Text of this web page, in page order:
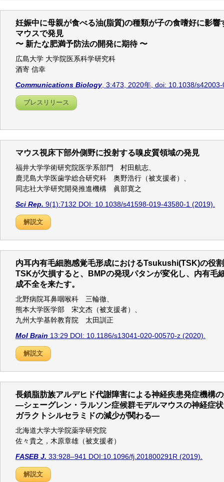
妊娠中に母親が食べる油(脂質)の種類が子の食嗜好に影響
マウスで発見
〜 新たな肥満予防法の開発に期待 〜
広島大学 大学院医系科学研究科
酒寄 信幸
Communications Biology, 3:473, 2020年, doi: 10.1038/
プレスリリース
マウス視床下部外側野に投射する嗅皮質領域の発見
福井大学学術研究院医学系部門 村田航志、
鹿児島大学医歯学総合研究科 奥野浩行（被支援者）、
同志社大学研究開発推進機構 眞部寛之
Sci Rep. 9(1):7132 DOI: 10.1038/s41598-019-43580-1 (2019).
解説文
内耳内有毛細胞感覚毛形成におけるTsukushi(TSK)の役割
TSKが欠損すると、BMPの発現パタンが変化し、内有毛
成不全を来たす。
北野病院耳鼻咽喉科 三輪徹、
熊本大学医学部 宋文杰（被支援者）、
九州大学基幹教育院 太田訓正
Mol Brain 13:29 DOI: 10.1186/s13041-020-00570-z (2020).
解説文
長鎖脂肪族アルデヒド代謝障害による神経疾患発症機構
—シェーグレン・ラルソン症候群モデルマウスの神経症
ガラクトシルセラミドの減少が関わる—
北海道大学大学院薬学研究院
佐々貴之，木原章雄（被支援者）
FASEB J. 33:928–941 DOI:10.1096/fj.201800291R (2019).
解説文